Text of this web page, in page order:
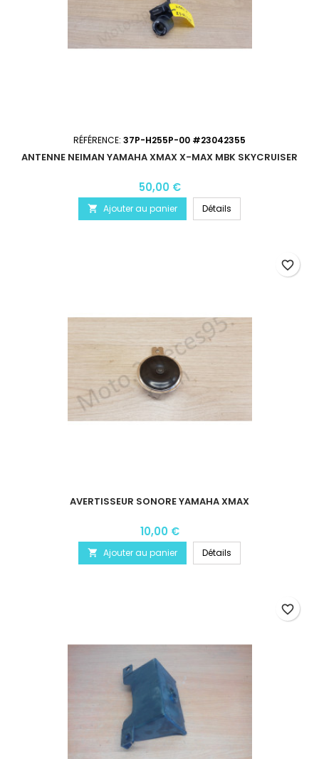
RÉFÉRENCE: 37P-H255P-00 #23042355
ANTENNE NEIMAN YAMAHA XMAX X-MAX MBK SKYCRUISER
50,00 €
 Ajouter au panier Détails
AVERTISSEUR SONORE YAMAHA XMAX
10,00 €
 Ajouter au panier Détails
favorite_border
favorite_border